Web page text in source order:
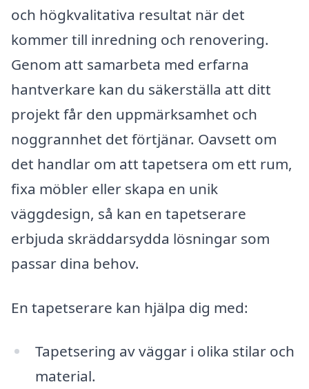
och högkvalitativa resultat när det
kommer till inredning och renovering.
Genom att samarbeta med erfarna
hantverkare kan du säkerställa att ditt
projekt får den uppmärksamhet och
noggrannhet det förtjänar. Oavsett om
det handlar om att tapetsera om ett rum,
fixa möbler eller skapa en unik
väggdesign, så kan en tapetserare
erbjuda skräddarsydda lösningar som
passar dina behov.
En tapetserare kan hjälpa dig med:
Tapetsering av väggar i olika stilar och
material.